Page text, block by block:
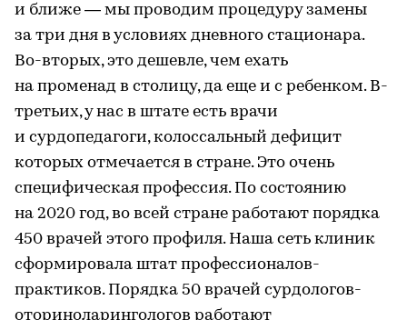
и ближе — мы проводим процедуру замены
за три дня в условиях дневного стационара.
Во-вторых, это дешевле, чем ехать
на променад в столицу, да еще и с ребенком. В-
третьих, у нас в штате есть врачи
и сурдопедагоги, колоссальный дефицит
которых отмечается в стране. Это очень
специфическая профессия. По состоянию
на 2020 год, во всей стране работают порядка
450 врачей этого профиля. Наша сеть клиник
сформировала штат профессионалов-
практиков. Порядка 50 врачей сурдологов-
оториноларингологов работают